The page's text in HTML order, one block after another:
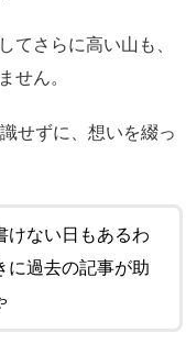
てさらに高い山も、
せん。
せずに、想いを綴っ
けない日もあるわ
過去の記事が助